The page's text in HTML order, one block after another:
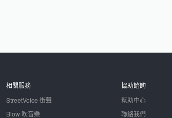
相關服務
StreetVoice 街聲
Blow 吹音樂
協助諮詢
幫助中心
聯絡我們